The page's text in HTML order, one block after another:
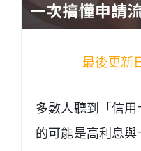
最後更新
多數人聽到「信
的可能是高利息